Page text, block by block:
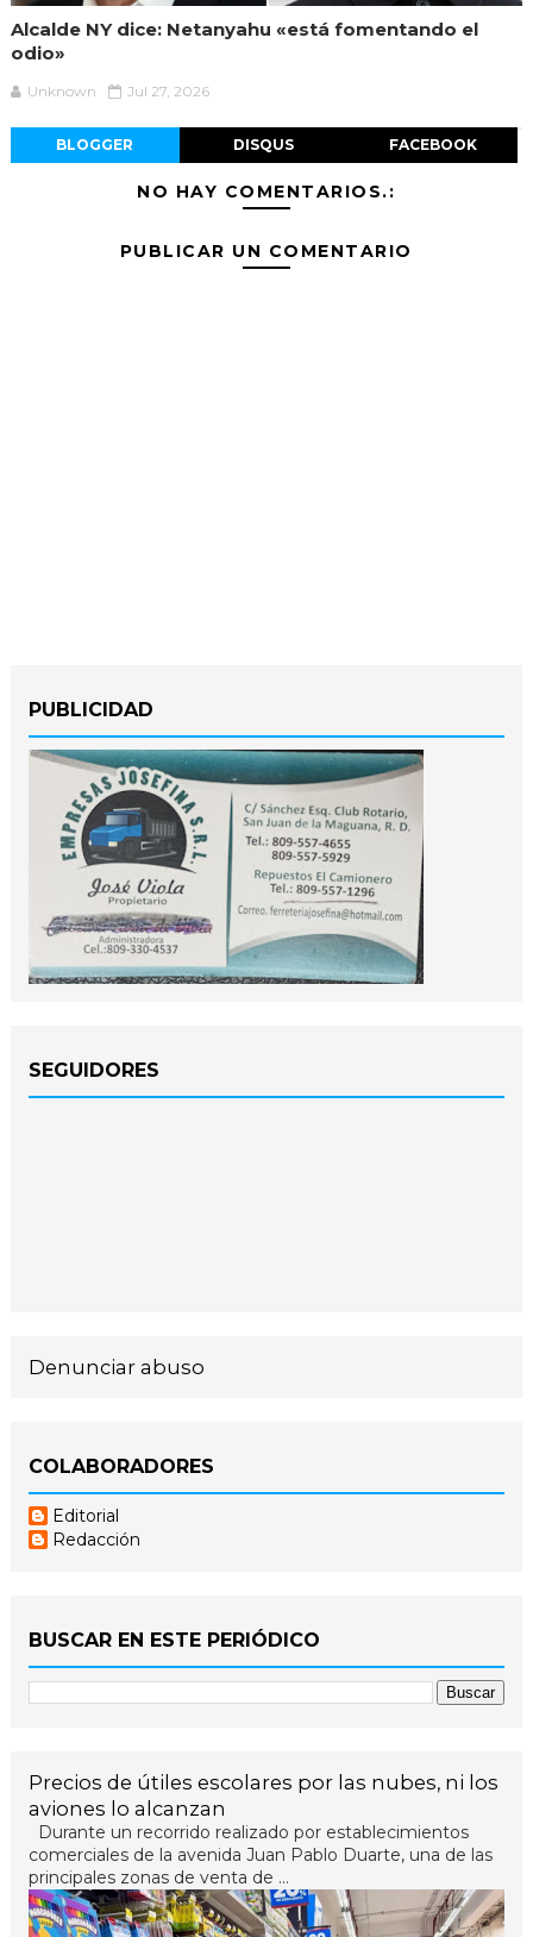
Alcalde NY dice: Netanyahu «está fomentando el
odio»
Unknown Jul 27, 2026
BLOGGER DISQUS FACEBOOK
NO HAY COMENTARIOS.:
PUBLICAR UN COMENTARIO
PUBLICIDAD
SEGUIDORES
Denunciar abuso
COLABORADORES
Editorial
Redacción
BUSCAR EN ESTE PERIÓDICO
Precios de útiles escolares por las nubes, ni los
aviones lo alcanzan
Durante un recorrido realizado por establecimientos
comerciales de la avenida Juan Pablo Duarte, una de las
principales zonas de venta de ...